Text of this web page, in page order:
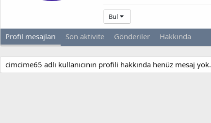
Bul
Profil mesajları Son aktivite Gönderiler Hakkında
cimcime65 adlı kullanıcının profili hakkında henüz mesaj yok.